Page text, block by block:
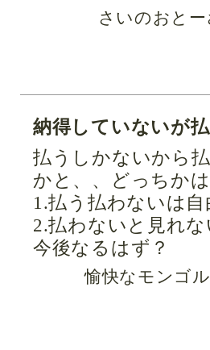
さいのおと
納得していないが
払うしかないから
かと、、どっちか
1.払う払わないは自
2.払わないと見れ
今後なるはず？
愉快なモンゴ